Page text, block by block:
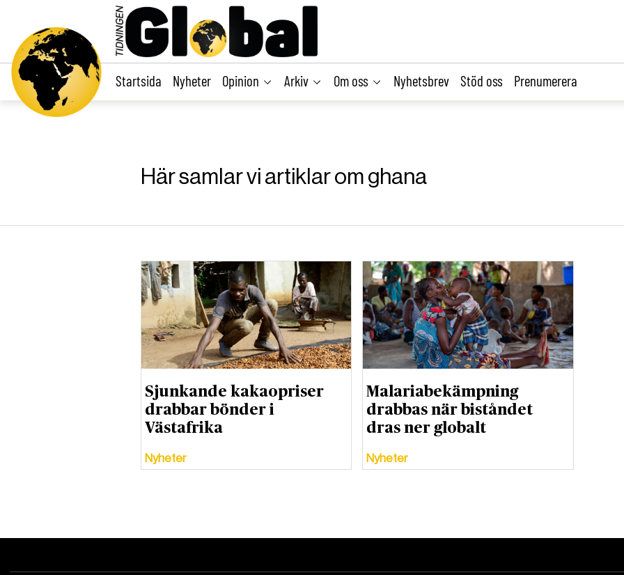
Startsida Nyheter Opinion Arkiv Om oss Nyhetsbrev Stöd oss Prenumerera
Här samlar vi artiklar om ghana
Sjunkande kakaopriser
drabbar bönder i
Västafrika
Nyheter
Malariabekämpning
drabbas när biståndet
dras ner globalt
Nyheter